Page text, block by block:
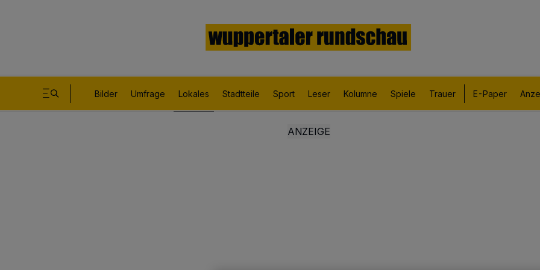
Bilder Umfrage Lokales Stadtteile Sport Leser Kolumne Spiele Trauer E-Paper